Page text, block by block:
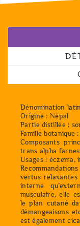
Dénomination
Origine : Népal
Partie distillée :
Famille botanique
Composants
trans alpha
Usages : éczema,
vertus
interne
musculaire, elle
le plan cutané
démangeaisons
est également